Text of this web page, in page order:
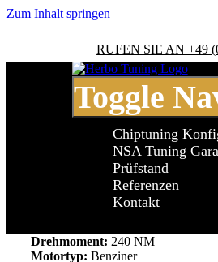
Zum Inhalt springen
RUFEN SIE AN +49
Toggle
Chiptuning
NSA Tuning
Prüfstand
Referenzen
Kontakt
Citroen DS5 THP 155
Drehmoment: 240 NM
Motortyp: Benziner